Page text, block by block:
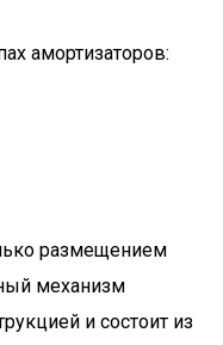
амортизаторов:
размещением
механизм
и состоит из